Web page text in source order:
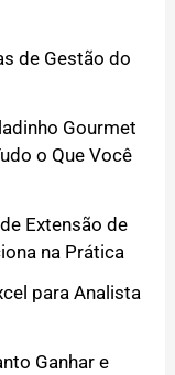
de Gestão do
Gourmet
o Que Você
Extensão de
na Prática
para Analista
Ganhar e